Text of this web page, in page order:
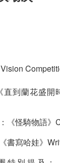
直到蘭花盛開
《怪騎物語》
書寫哈娃》